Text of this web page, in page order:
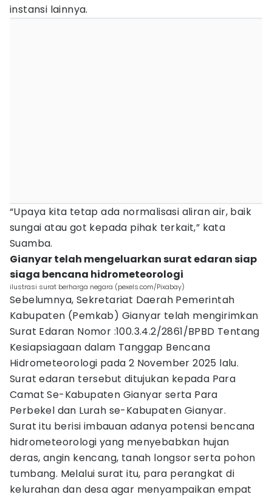
instansi lainnya.
“Upaya kita tetap ada normalisasi aliran air, baik
sungai atau got kepada pihak terkait,” kata
Suamba.
Gianyar telah mengeluarkan surat edaran siap
siaga bencana hidrometeorologi
ilustrasi surat berharga negara (pexels.com/Pixabay)
Sebelumnya, Sekretariat Daerah Pemerintah
Kabupaten (Pemkab) Gianyar telah mengirimkan
Surat Edaran Nomor :100.3.4.2/2861/BPBD Tentang
Kesiapsiagaan dalam Tanggap Bencana
Hidrometeorologi pada 2 November 2025 lalu.
Surat edaran tersebut ditujukan kepada Para
Camat Se-Kabupaten Gianyar serta Para
Perbekel dan Lurah se-Kabupaten Gianyar.
Surat itu berisi imbauan adanya potensi bencana
hidrometeorologi yang menyebabkan hujan
deras, angin kencang, tanah longsor serta pohon
tumbang. Melalui surat itu, para perangkat di
kelurahan dan desa agar menyampaikan empat